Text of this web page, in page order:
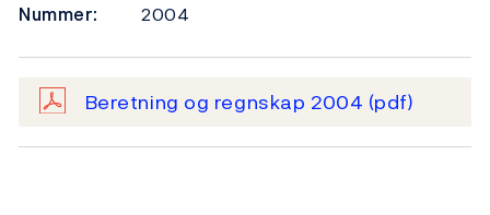
Nummer:
2004
Beretning og regnskap 2004 (pdf)